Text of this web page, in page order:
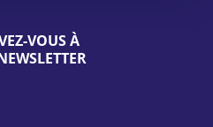
VOUS À